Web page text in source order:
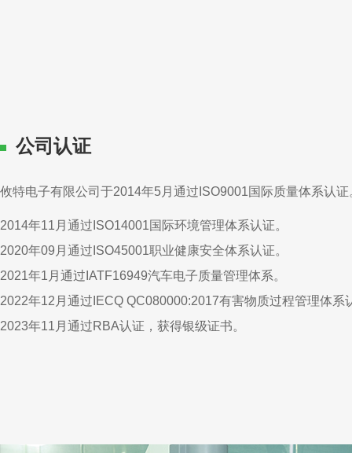
公司认证
攸特电子有限公司于2014年5月通过ISO9001国际质量体系认证
2014年11月通过ISO14001国际环境管理体系认证。
2020年09月通过ISO45001职业健康安全体系认证。
2021年1月通过IATF16949汽车电子质量管理体系。
2022年12月通过IECQ QC080000:2017有害物质过程管理体系
2023年11月通过RBA认证，获得银级证书。